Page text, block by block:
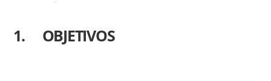
1. OBJETIVOS